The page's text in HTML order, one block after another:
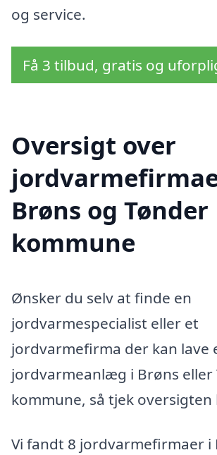
og service.
Få 3 tilbud, gratis og
Oversigt over
Brøns og Tønder
kommune
Ønsker du selv at finde en
jordvarmespecialist eller et
jordvarmefirma der kan lave
jordvarmeanlæg i Brøns eller
kommune, så tjek oversigten
Vi fandt 8 jordvarmefirmaer i